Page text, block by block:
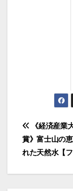
投
稿
ナ
《経済産業
賞》富士山の
れた天然水【フ